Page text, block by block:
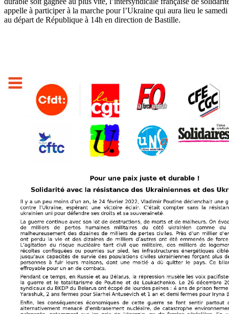
appelle à participer à la marche pour l’Ukraine qui aura lieu le
au départ de République à 14h en direction de Bastille.